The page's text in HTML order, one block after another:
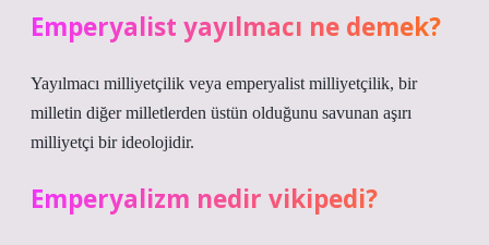
Emperyalist yayılmacı ne demek?
Yayılmacı milliyetçilik veya emperyalist milliyetçilik, bir
milletin diğer milletlerden üstün olduğunu savunan aşırı
milliyetçi bir ideolojidir.
Emperyalizm nedir vikipedi?